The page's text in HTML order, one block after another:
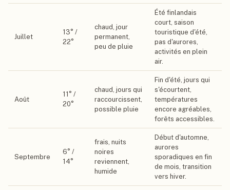
Juillet
13° /
22°
chaud, jour
permanent,
peu de pluie
Été finlandais
court, saison
touristique d'été,
pas d'aurores,
activités en plein
air.
Août
11 ° /
20°
chaud, jours qui
raccourcissent,
possible pluie
Fin d'été, jours qui
s'écourtent,
températures
encore agréables,
forêts accessibles.
Septembre
6° /
14°
frais, nuits
noires
reviennent,
humide
Début d'automne,
aurores
sporadiques en fin
de mois, transition
vers hiver.